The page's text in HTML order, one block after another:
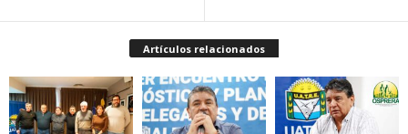
Artículos relacionados